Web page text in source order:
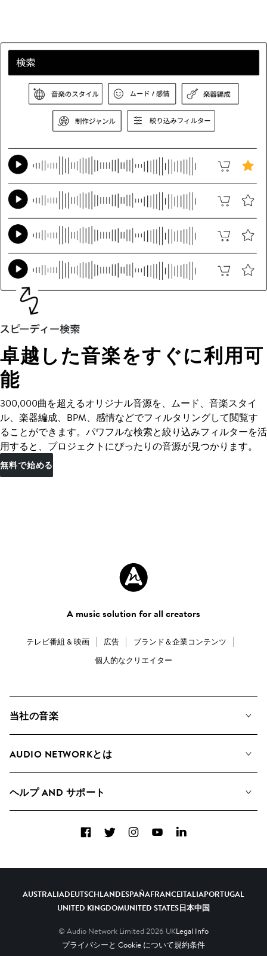
卓越した音楽をすぐに利用可
能
300,000曲を超えるオリジナル音源を、ムード、音楽スタイ
ル、楽器編成、BPM、感情などでフィルタリングして閲覧す
ることができます。パワフルな検索と絞り込みフィルターを活
用すると、プロジェクトにぴったりの音源が見つかります。
無料で始める
A music solution for all creators
テレビ番組 & 映画 広告
ブランド＆企業コンテンツ
個人的なクリエイター
当社の音楽
検索
アルバム
AUDIO NETWORKとは
ヘルプ AND サポート
FacebookTwitterInstagramYouTubeLinkedIn
AUSTRALIADEUTSCHLANDESPAÑAFRANCEITALIAPORTUGAL
UNITED KINGDOMUNITED STATES日本中国
© Audio Network Limited 2026 UKLegal Info
プライバシーと Cookie について規約条件